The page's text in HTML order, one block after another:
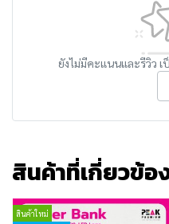
ยังไม่มีคะแนนและรีวิว
สินค้าที่เกี่ยวข้อ
สินค้าใหม่